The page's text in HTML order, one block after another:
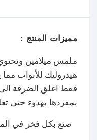
مميزات المنتج :
هيدروليك للأبواب مما
فقط اغلق الضرفة
بمفردها بهدوء حتى
صنع بكل فخر في